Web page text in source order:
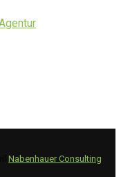
Nabenhauer Consulting